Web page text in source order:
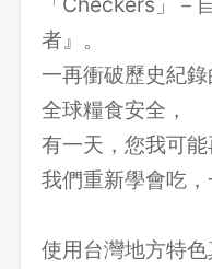
者』。
一再衝破歷史紀
全球糧食安全，
有一天，您我可
我們重新學會吃，
使用台灣地方特